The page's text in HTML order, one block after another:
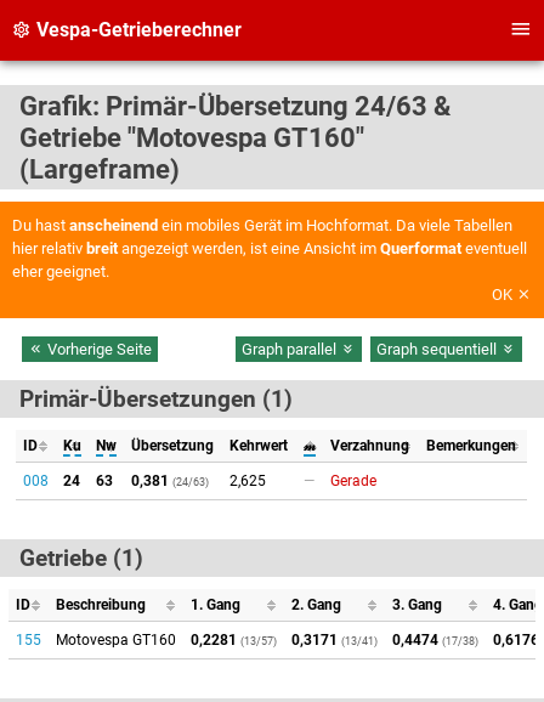
Vespa-Getrieberechner
Grafik: Primär-Übersetzung 24/63 &
Getriebe "Motovespa GT160"
(Largeframe)
Du hast anscheinend ein mobiles Gerät im Hochformat. Da viele Tabellen
hier relativ breitangezeigt werden, ist eine Ansicht im Querformateventuell
eher geeignet.
OK
Vorherige Seite Graph parallel Graph sequentiell
Primär-Übersetzungen (1)
ID Ku Nw Übersetzung Kehrwert 𝓂 Verzahnung Bemerkungen
008 24 63 0,381 (24/63) 2,625 — Gerade
Getriebe (1)
ID Beschreibung 1. Gang 2. Gang 3. Gang 4. Gang
155 Motovespa GT160 0,2281 (13/57) 0,3171 (13/41) 0,4474 (17/38) 0,6176